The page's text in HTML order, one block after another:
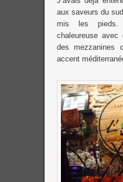
aux saveurs du
mis les pieds.
chaleureuse
des mezzanines
accent